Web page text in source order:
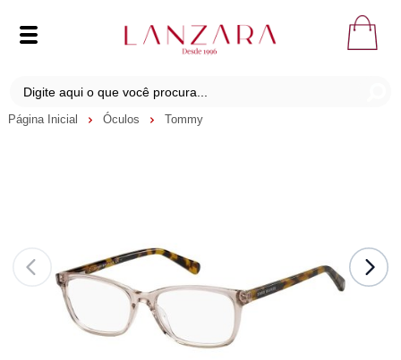
Página Inicial Óculos Tommy